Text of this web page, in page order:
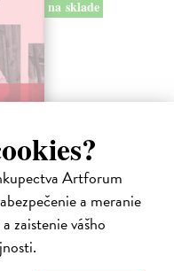
Artforum
a meranie
zaistenie vášho
na sklade
tak ani ty nebudeš